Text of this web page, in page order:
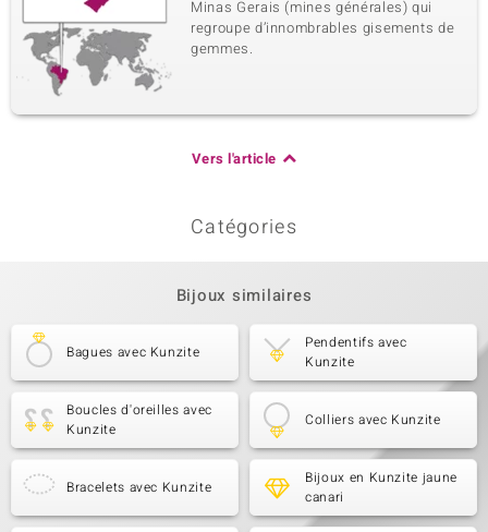
Minas Gerais (mines générales) qui
regroupe d’innombrables gisements de
gemmes.
Vers l'article
Catégories
Bijoux similaires
Bagues avec Kunzite
Pendentifs avec
Kunzite
Boucles d'oreilles avec
Kunzite
Colliers avec Kunzite
Bracelets avec Kunzite
Bijoux en Kunzite jaune
canari